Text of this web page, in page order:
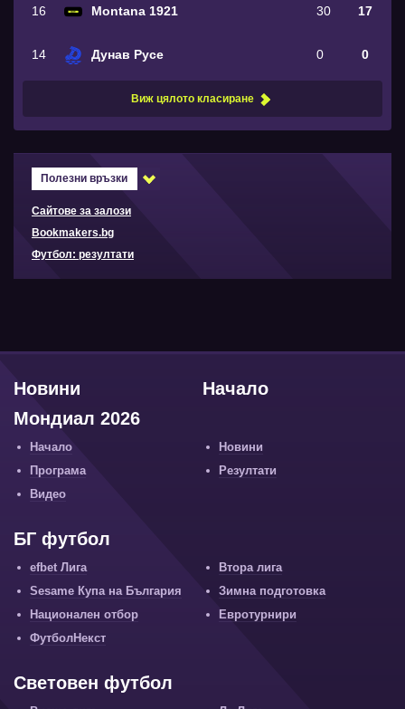
16 Montana 1921 30 17
14 Дунав Русе 0 0
Виж цялото класиране
Полезни връзки
Сайтове за залози
Bookmakers.bg
Футбол: резултати
Начало
Новини
Мондиал 2026
Начало
Новини
Програма
Резултати
Видео
БГ футбол
efbet Лига
Втора лига
Sesame Купа на България
Зимна подготовка
Национален отбор
Евротурнири
ФутболНекст
Световен футбол